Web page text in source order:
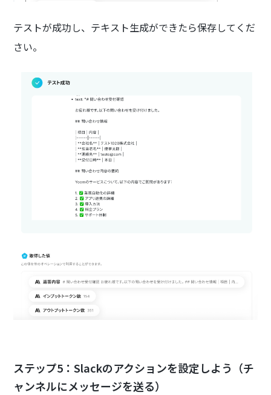
テストが成功し、テキスト生成ができたら保存してくだ
さい。
ステップ5：Slackのアクションを設定しよう（チ
ャンネルにメッセージを送る）